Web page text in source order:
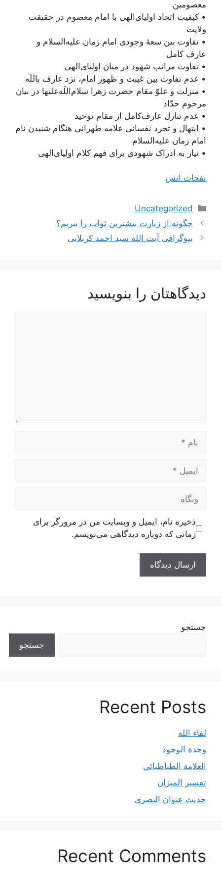
معصومین
• کیفیت اتحاد اولیای‌الهی با امام معصوم در حقیقت
ولایت
• تفاوت بین سعۀ وجودی امام زمان علیه‌السلام و
عارف کامل
• تفاوت مراتب شهود در میان اولیای‌الهی
• عدم تفاوت بین غیبت و ظهور امام، نزد عارف‌ باللَه
• منزلت و علوّ مقام حضرت زهرا سلام‌اللَه‌علیها در بیان
مرحوم حدّاد
• عدم تنازل عارف‌کامل از مقام توحید
• ابتهال و تجرد نفسانی علامه طهرانی هنگام شنیدن نام
امام‌ زمان علیه‌السلام
• نیاز به ادراک شهودی برای فهم کلام اولیای‌الهی
نفحات انس
دسته‌ها
Uncategorized
ناوبری
نوشته‌ها
چگونه از زیارت بیشترین ثواب را ببریم؟
بیوگرافی آیت الله سید احمد کربلایی
دیدگاهتان را بنویسید
ایمیل
وبگاه
ذخیره نام، ایمیل و وبسایت من در مرورگر برای
زمانی که دوباره دیدگاهی می‌نویسم.
جستجو
جستجو
Recent Posts
لقاء الله
وحدة الوجود
العلامة الطباطبائي
تفسير الميزان
حديث عنوان البصري
Recent Comments